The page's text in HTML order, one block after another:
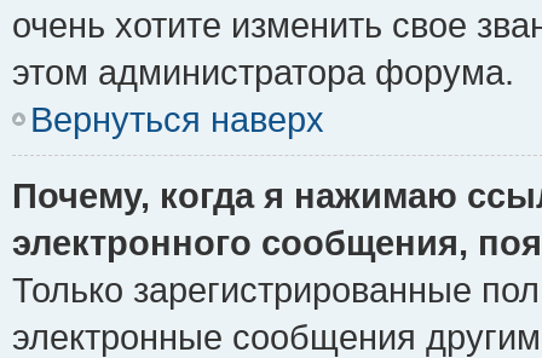
очень хотите изменить свое
этом администратора форума.
Вернуться наверх
Почему, когда я нажимаю
электронного сообщения,
Только зарегистрированные
электронные сообщения